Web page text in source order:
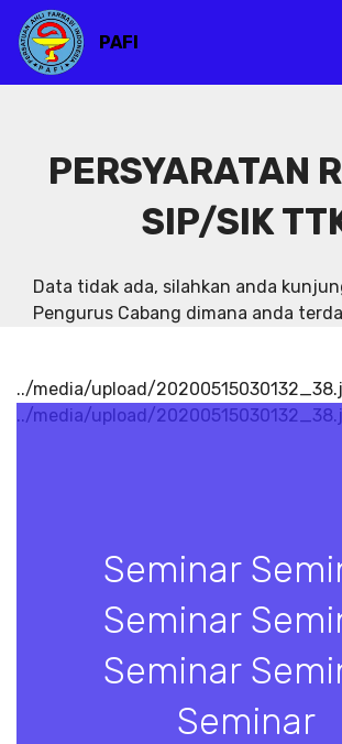
PAFI
PERSYARATAN
SIP/SIK
Data tidak ada, silahkan anda
Pengurus Cabang dimana anda
../media/upload/
../media/upload/
Seminar
Seminar
Seminar
Seminar